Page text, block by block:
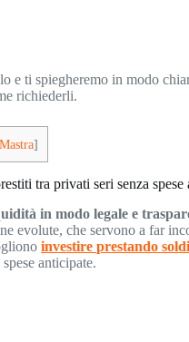
e ti spiegheremo in modo
richiederli.
Mastra]
tra privati seri senza spese
in modo legale e
evolute, che servono a far
investire prestando
spese anticipate.